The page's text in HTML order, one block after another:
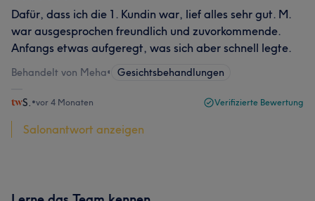
Dafür, dass ich die 1. Kundin war, lief alles sehr gut. M.
war ausgesprochen freundlich und zuvorkommende.
Anfangs etwas aufgeregt, was sich aber schnell legte.
Behandelt von Meha• Gesichtsbehandlungen
S. •vor 4 Monaten Verifizierte Bewertung
Salonantwort anzeigen